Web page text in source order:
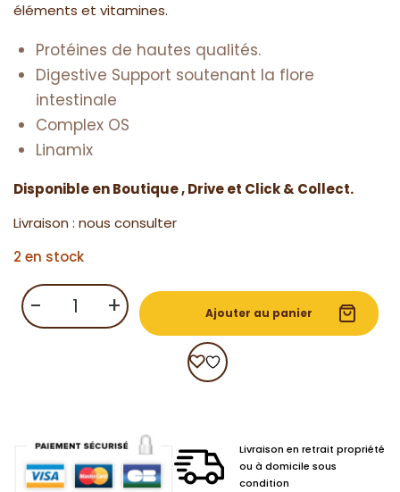
éléments et vitamines.
Protéines de hautes qualités.
Digestive Support soutenant la flore
intestinale
Complex OS
Linamix
Disponible en Boutique , Drive et Click & Collect.
Livraison : nous consulter
2 en stock
-
quantité
Equilannoo
Junior
+ Ajouter au panier
Livraison en retrait propriété
ou à domicile sous
condition